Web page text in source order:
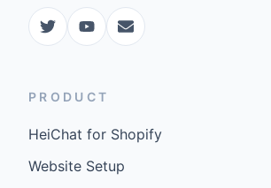
PRODUCT
HeiChat for Shopify
Website Setup